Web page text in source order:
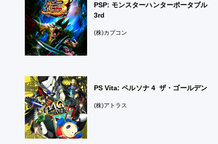
PSP: モンスターハンターポータブル
3rd
(株)カプコン
PS Vita: ペルソナ 4 ザ・ゴールデン
(株)アトラス